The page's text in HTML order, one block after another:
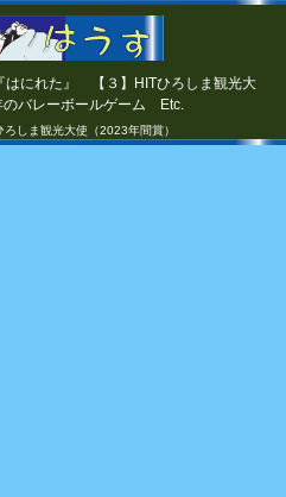
はにれた』 【３】HITひろしま観光大
バレーボールゲーム Etc.
しま観光大使（2023年間賞）